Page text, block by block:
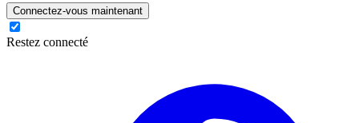
Connectez-vous maintenant
Restez connecté